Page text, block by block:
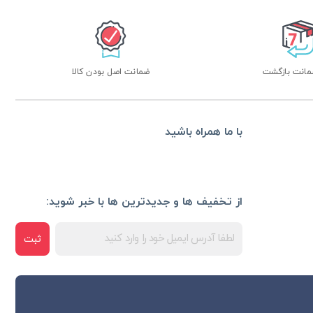
ضمانت اصل بودن کالا
از تخفیف ها و جدیدترین ها با خبر شوید:
ثبت
با ما همراه باشید